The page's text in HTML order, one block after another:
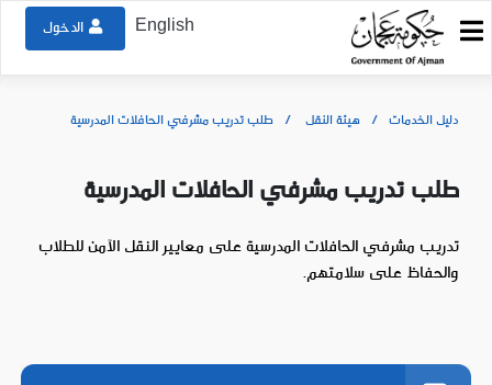
English الدخول
دليل الخدمات هيئة النقل طلب تدريب مشرفي الحافلات المدرسية
طلب تدريب مشرفي الحافلات المدرسية
تدريب مشرفي الحافلات المدرسية على معايير النقل الآمن للطلاب
والحفاظ على سلامتهم.